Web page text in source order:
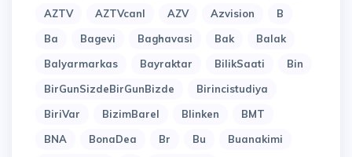
AZTV
AZTVcanl AZV Azvision
B
Ba
Bagevi Baghavasi Bak
Balak
Balyarmarkas
Bayraktar BilikSaati
Bin
BirGunSizdeBirGunBizde
Birincistudiya
BiriVar
BizimBarel Blinken
BMT
BNA
BonaDea Br Bu
Buanakimi